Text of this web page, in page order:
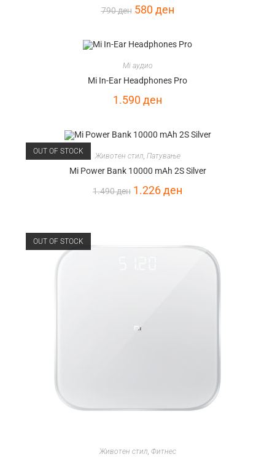
790ден 580ден
Mi аудио
Mi In-Ear Headphones Pro
1.590ден
OUT OF STOCK
Животен стил, Патување
Mi Power Bank 10000 mAh 2S Silver
1.490ден 1.226ден
OUT OF STOCK
Животен стил, Фитнес